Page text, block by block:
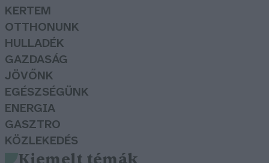
KERTEM
OTTHONUNK
HULLADÉK
GAZDASÁG
JÖVŐNK
EGÉSZSÉGÜNK
ENERGIA
GASZTRO
KÖZLEKEDÉS